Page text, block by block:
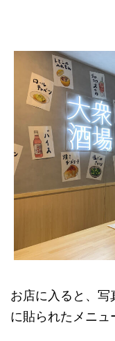
お店に入ると、
に貼られたメニ